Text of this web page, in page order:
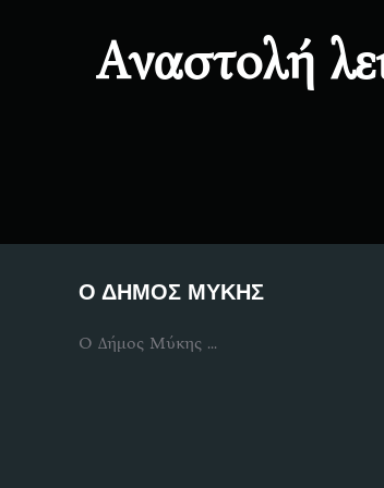
Αναστολή
Ο ΔΗΜΟΣ ΜΥΚΗΣ
Ο Δήμος Μύκης ...